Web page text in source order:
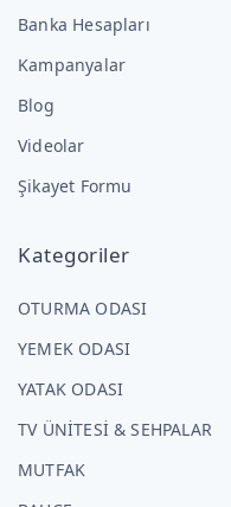
Banka Hesapları
Kampanyalar
Blog
Videolar
Şikayet Formu
Kategoriler
OTURMA ODASI
YEMEK ODASI
YATAK ODASI
TV ÜNİTESİ & SEHPALAR
MUTFAK